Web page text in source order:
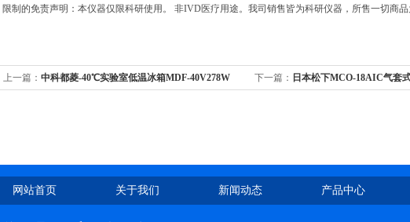
限制的免责声明：本仪器仅限科研使用。 非IVD医疗用途。我司销售皆为科研仪器，所售一切商
上一篇： 中科都菱-40℃实验室低温冰箱MDF-40V278W 下一篇： 日本松下MCO-18AIC气套
网站首页 关于我们 新闻动态 产品中心